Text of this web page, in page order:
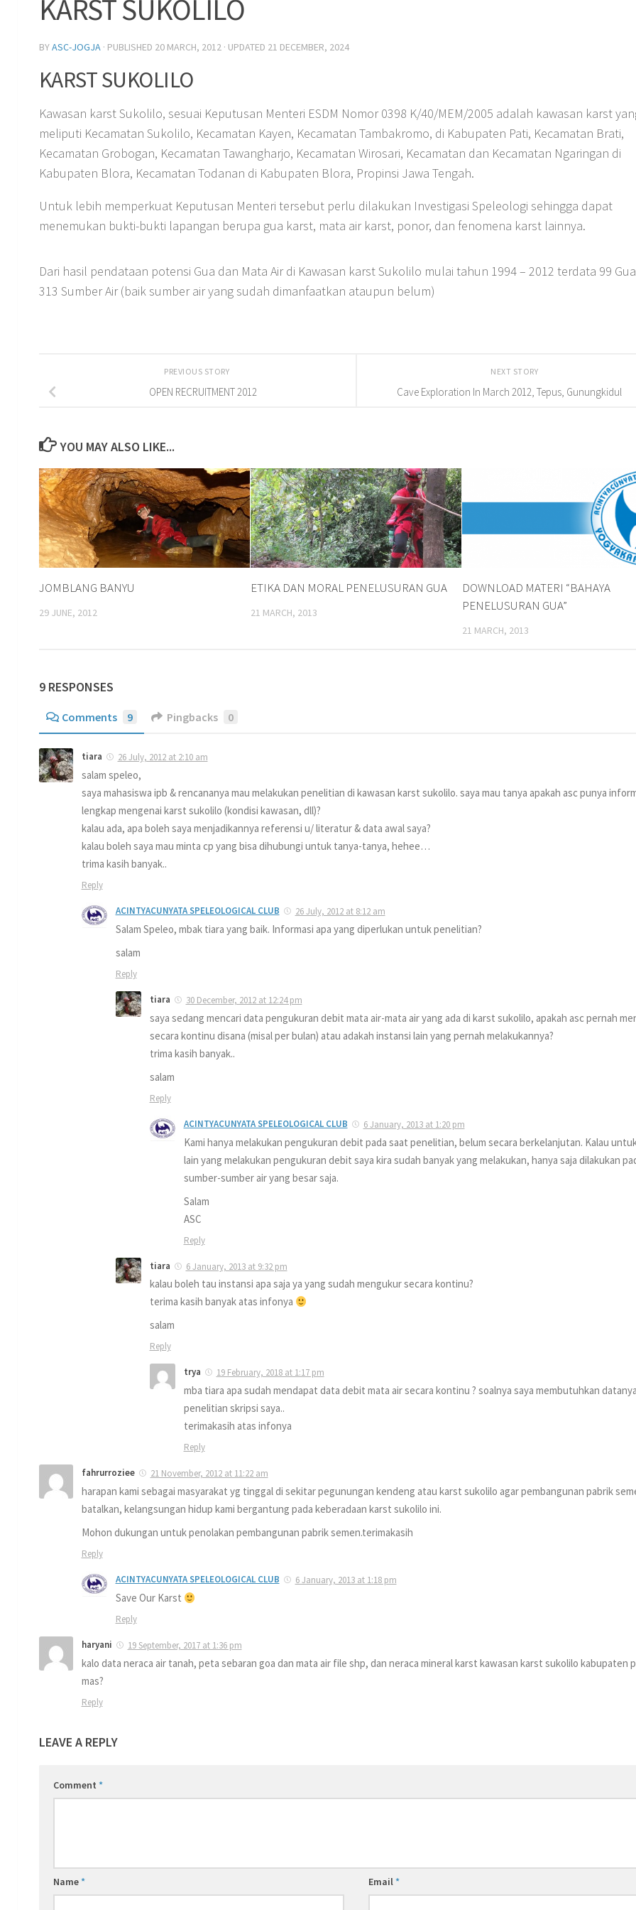
KARST SUKOLILO
BYASC-JOGJA · PUBLISHED 20 MARCH, 2012· UPDATED 21 DECEMBER, 2024
KARST SUKOLILO
Kawasan karst Sukolilo, sesuai Keputusan Menteri ESDM Nomor 0398 K/40/MEM/2005 adalah kawasan karst
meliputi Kecamatan Sukolilo, Kecamatan Kayen, Kecamatan Tambakromo, di Kabupaten Pati, Kecamatan Brati,
Kecamatan Grobogan, Kecamatan Tawangharjo, Kecamatan Wirosari, Kecamatan dan Kecamatan Ngaringan di
Kabupaten Blora, Kecamatan Todanan di Kabupaten Blora, Propinsi Jawa Tengah.
Untuk lebih memperkuat Keputusan Menteri tersebut perlu dilakukan Investigasi Speleologi sehingga dapat
menemukan bukti-bukti lapangan berupa gua karst, mata air karst, ponor, dan fenomena karst lainnya.
Dari hasil pendataan potensi Gua dan Mata Air di Kawasan karst Sukolilo mulai tahun 1994 – 2012 terdata 99
313 Sumber Air (baik sumber air yang sudah dimanfaatkan ataupun belum)
NEXT STORY
Cave Exploration In March 2012, Tepus, Gunungkidul
PREVIOUS STORY
OPEN RECRUITMENT 2012
YOU MAY ALSO LIKE...
JOMBLANG BANYU
29 JUNE, 2012
ETIKA DAN MORAL PENELUSURAN GUA
21 MARCH, 2013
DOWNLOAD MATERI “BAHAYA
PENELUSURAN GUA”
21 MARCH, 2013
9 RESPONSES
Comments 9 Pingbacks 0
tiara 26 July, 2012 at 2:10 am
salam speleo,
saya mahasiswa ipb & rencananya mau melakukan penelitian di kawasan karst sukolilo. saya mau tanya apakah asc punya
lengkap mengenai karst sukolilo (kondisi kawasan, dll)?
kalau ada, apa boleh saya menjadikannya referensi u/ literatur & data awal saya?
kalau boleh saya mau minta cp yang bisa dihubungi untuk tanya-tanya, hehee…
trima kasih banyak..
Reply
ACINTYACUNYATA SPELEOLOGICAL CLUB 26 July, 2012 at 8:12 am
Salam Speleo, mbak tiara yang baik. Informasi apa yang diperlukan untuk penelitian?
salam
Reply
tiara 30 December, 2012 at 12:24 pm
saya sedang mencari data pengukuran debit mata air-mata air yang ada di karst sukolilo, apakah asc pernah
secara kontinu disana (misal per bulan) atau adakah instansi lain yang pernah melakukannya?
trima kasih banyak..
salam
Reply
ACINTYACUNYATA SPELEOLOGICAL CLUB 6 January, 2013 at 1:20 pm
Kami hanya melakukan pengukuran debit pada saat penelitian, belum secara berkelanjutan. Kalau
lain yang melakukan pengukuran debit saya kira sudah banyak yang melakukan, hanya saja dilakukan
sumber-sumber air yang besar saja.
Salam
ASC
Reply
tiara 6 January, 2013 at 9:32 pm
kalau boleh tau instansi apa saja ya yang sudah mengukur secara kontinu?
terima kasih banyak atas infonya
salam
Reply
trya 19 February, 2018 at 1:17 pm
mba tiara apa sudah mendapat data debit mata air secara kontinu ? soalnya saya membutuhkan
penelitian skripsi saya..
terimakasih atas infonya
Reply
fahrurroziee 21 November, 2012 at 11:22 am
harapan kami sebagai masyarakat yg tinggal di sekitar pegunungan kendeng atau karst sukolilo agar pembangunan pabrik
batalkan, kelangsungan hidup kami bergantung pada keberadaan karst sukolilo ini.
Mohon dukungan untuk penolakan pembangunan pabrik semen.terimakasih
Reply
ACINTYACUNYATA SPELEOLOGICAL CLUB 6 January, 2013 at 1:18 pm
Save Our Karst
Reply
haryani 19 September, 2017 at 1:36 pm
kalo data neraca air tanah, peta sebaran goa dan mata air file shp, dan neraca mineral karst kawasan karst sukolilo kabupaten
mas?
Reply
LEAVE A REPLY
Comment *
Name* Email*